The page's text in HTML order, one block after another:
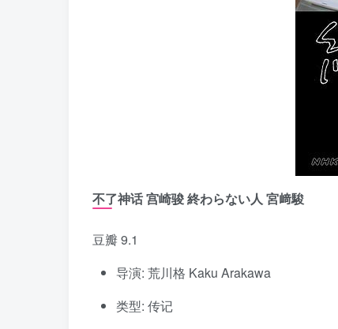
不了神话 宫崎骏 終わらない人 宮﨑駿
豆瓣 9.1
导演: 荒川格 Kaku Arakawa
类型: 传记